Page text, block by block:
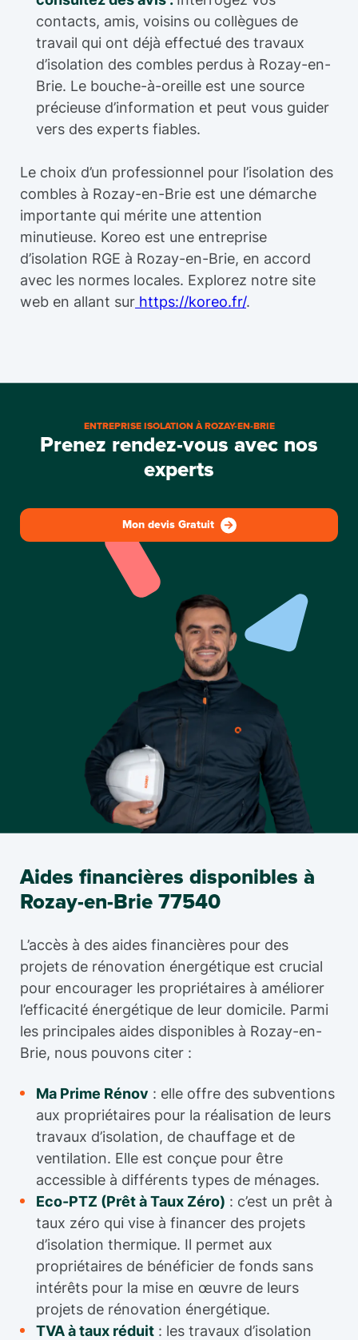
contacts, amis, voisins ou collègues de
travail qui ont déjà effectué des travaux
d’isolation des combles perdus à Rozay-en-
Brie. Le bouche-à-oreille est une source
précieuse d’information et peut vous guider
vers des experts fiables.
Le choix d’un professionnel pour l’isolation des
combles à Rozay-en-Brie est une démarche
importante qui mérite une attention
minutieuse. Koreo est une entreprise
d’isolation RGE à Rozay-en-Brie, en accord
avec les normes locales. Explorez notre site
web en allant sur https://koreo.fr/.
ENTREPRISE ISOLATION À ROZAY-EN-BRIE
Prenez rendez-vous avec nos
experts
Mon devis Gratuit
Aides financières disponibles à
Rozay-en-Brie 77540
L’accès à des aides financières pour des
projets de rénovation énergétique est crucial
pour encourager les propriétaires à améliorer
l’efficacité énergétique de leur domicile. Parmi
les principales aides disponibles à Rozay-en-
Brie, nous pouvons citer :
Ma Prime Rénov : elle offre des subventions
aux propriétaires pour la réalisation de leurs
travaux d’isolation, de chauffage et de
ventilation. Elle est conçue pour être
accessible à différents types de ménages.
Eco-PTZ (Prêt à Taux Zéro) : c’est un prêt à
taux zéro qui vise à financer des projets
d’isolation thermique. Il permet aux
propriétaires de bénéficier de fonds sans
intérêts pour la mise en œuvre de leurs
projets de rénovation énergétique.
TVA à taux réduit : les travaux d’isolation